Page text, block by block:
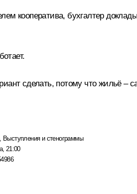
кооператива, бухгалтер
сделать, потому что жильё –
Выступления и стенограммы
21:00